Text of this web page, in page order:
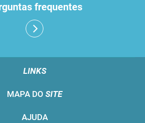
frequentes
LINKS
MAPA DO SITE
AJUDA